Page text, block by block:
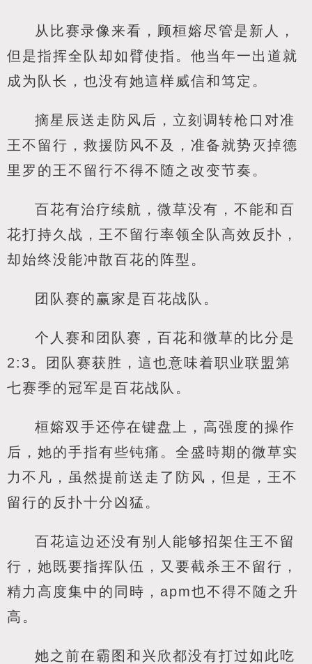
从比赛录像来看，顾桓嫆尽管是新人，
但是指挥全队却如臂使指。他当年一出道就
成为队长，也没有她這样威信和笃定。
摘星辰送走防风后，立刻调转枪口对准
王不留行，救援防风不及，准备就势灭掉德
里罗的王不留行不得不随之改变节奏。
百花有治疗续航，微草没有，不能和百
花打持久战，王不留行率领全队高效反扑，
却始终没能冲散百花的阵型。
团队赛的赢家是百花战队。
个人赛和团队赛，百花和微草的比分是
2:3。团队赛获胜，這也意味着职业联盟第
七赛季的冠军是百花战队。
桓嫆双手还停在键盘上，高强度的操作
后，她的手指有些钝痛。全盛時期的微草实
力不凡，虽然提前送走了防风，但是，王不
留行的反扑十分凶猛。
百花這边还没有别人能够招架住王不留
行，她既要指挥队伍，又要截杀王不留行，
精力高度集中的同時，apm也不得不随之升
高。
她之前在霸图和兴欣都没有打过如此吃